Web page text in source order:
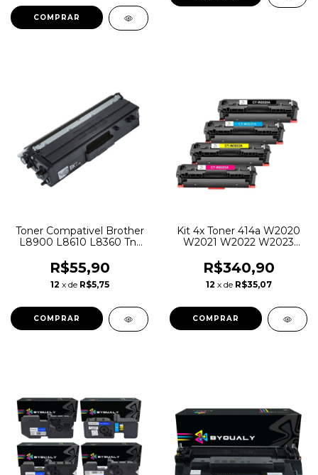
Toner Compativel Brother
L8900 L8610 L8360 Tn-
R$55,90
12 x de R$5,75
Kit 4x Toner 414a W2020
W2021 W2022 W2023
R$340,90
12 x de R$35,07